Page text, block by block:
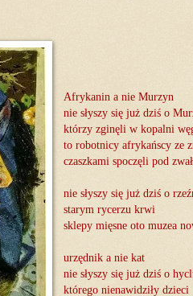
Afrykanin a nie Murzyn
nie słyszy się już dziś o
którzy zginęli w kopalni
to robotnicy afrykańscy ze
czaszkami spoczęli pod
nie słyszy się już dziś o
starym rycerzu krwi
sklepy mięsne oto muzea
urzędnik a nie kat
nie słyszy się już dziś o
którego nienawidziły dzieci